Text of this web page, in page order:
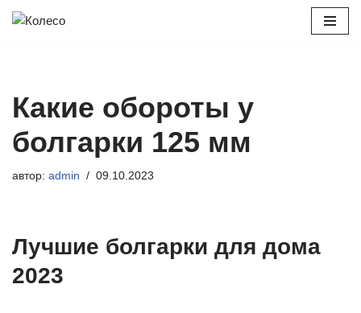
Какие обороты у
болгарки 125 мм
автор: admin 09.10.2023
Лучшие болгарки для дома
2023